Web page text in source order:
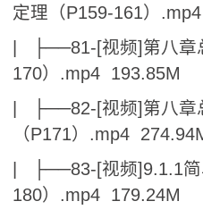
定理（P159-161）
| ├──81-[视频]第八章
170）.mp4 193.85M
| ├──82-[视频]第八章
（P171）.mp4
| ├──83-[视频]9.1.1简
180）.mp4 179.24M